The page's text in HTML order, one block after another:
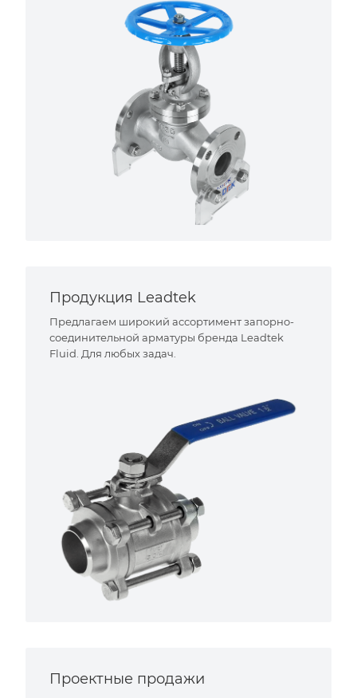
Продукция Leadtek
Предлагаем широкий ассортимент запорно-
соединительной арматуры бренда Leadtek
Fluid. Для любых задач.
Проектные продажи